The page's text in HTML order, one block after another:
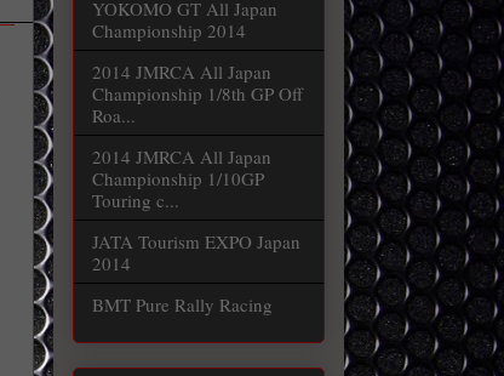
YOKOMO GT All Japan
Championship 2014
2014 JMRCA All Japan
Championship 1/8th GP Off
Roa...
2014 JMRCA All Japan
Championship 1/10GP
Touring c...
JATA Tourism EXPO Japan
2014
BMT Pure Rally Racing